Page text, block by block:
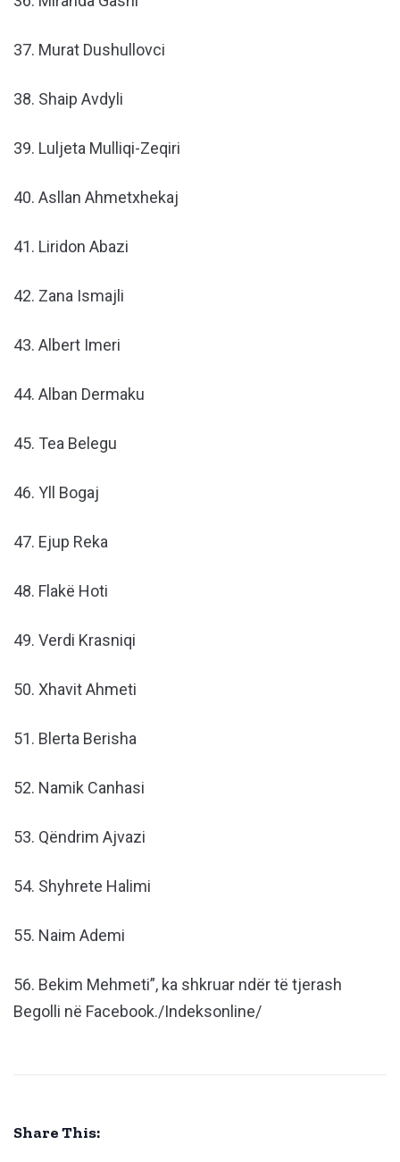
37. Murat Dushullovci
38. Shaip Avdyli
39. Luljeta Mulliqi-Zeqiri
40. Asllan Ahmetxhekaj
41. Liridon Abazi
42. Zana Ismajli
43. Albert Imeri
44. Alban Dermaku
45. Tea Belegu
46. Yll Bogaj
47. Ejup Reka
48. Flakë Hoti
49. Verdi Krasniqi
50. Xhavit Ahmeti
51. Blerta Berisha
52. Namik Canhasi
53. Qëndrim Ajvazi
54. Shyhrete Halimi
55. Naim Ademi
56. Bekim Mehmeti”, ka shkruar ndër të tjerash
Begolli në Facebook./Indeksonline/
Share This: